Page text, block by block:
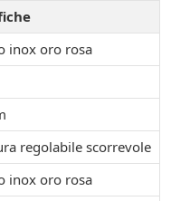
inox oro rosa
regolabile scorrevole
inox oro rosa